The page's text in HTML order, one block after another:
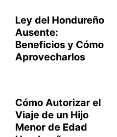
Ley del Hondureño
Ausente:
Beneficios y Cómo
Aprovecharlos
Cómo Autorizar el
Viaje de un Hijo
Menor de Edad